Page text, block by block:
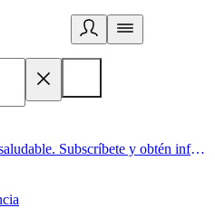
Acá comienza un estilo de vida saludable. Subscríbete y obtén información de primera mano